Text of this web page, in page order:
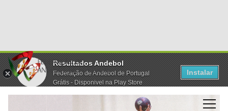
Resultados Andebol
Federação de Andebol de Portugal
Grátis - Disponivel na Play Store
Instalar